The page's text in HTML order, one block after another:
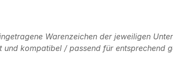
Warenzeichen der jeweiligen
kompatibel / passend für entsprechend